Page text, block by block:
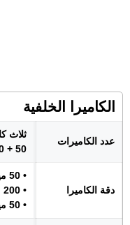
الكاميرا الخلفية
عدد الكاميرات
ثلاث
50 + 200 + 50 ميجابكسل
دقة الكاميرا
• 50 ميجابكسل: كاميرا رئيسية (OIS+AF)
• 200 ميجابكسل: بريسكوب (OIS+AF)
• 50 ميجابكسل: زاوية واسعة (AF)